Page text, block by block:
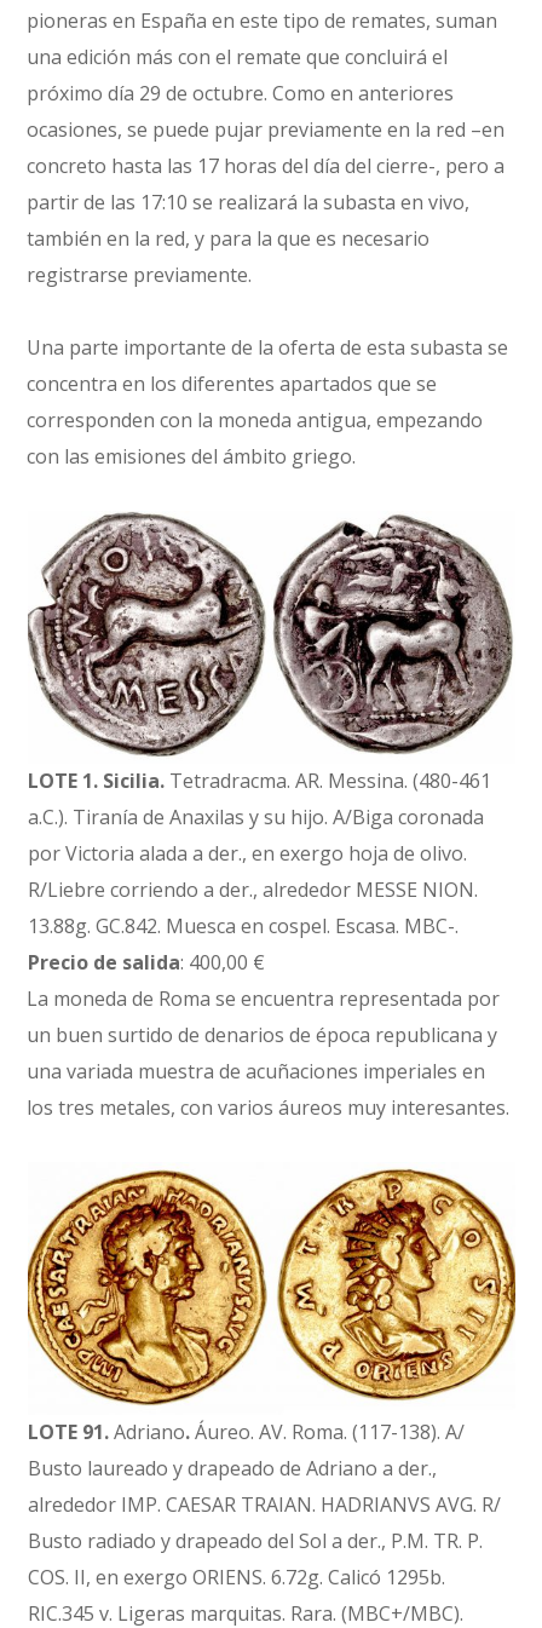
pioneras en España en este tipo de remates, suman
una edición más con el remate que concluirá el
próximo día 29 de octubre. Como en anteriores
ocasiones, se puede pujar previamente en la red –en
concreto hasta las 17 horas del día del cierre-, pero a
partir de las 17:10 se realizará la subasta en vivo,
también en la red, y para la que es necesario
registrarse previamente.
Una parte importante de la oferta de esta subasta se
concentra en los diferentes apartados que se
corresponden con la moneda antigua, empezando
con las emisiones del ámbito griego.
LOTE 1. Sicilia. Tetradracma. AR. Messina. (480-461
a.C.). Tiranía de Anaxilas y su hijo. A/Biga coronada
por Victoria alada a der., en exergo hoja de olivo.
R/Liebre corriendo a der., alrededor MESSE NION.
13.88g. GC.842. Muesca en cospel. Escasa. MBC-.
Precio de salida: 400,00 €
La moneda de Roma se encuentra representada por
un buen surtido de denarios de época republicana y
una variada muestra de acuñaciones imperiales en
los tres metales, con varios áureos muy interesantes.
LOTE 91.Adriano.Áureo. AV. Roma. (117-138). A/
Busto laureado y drapeado de Adriano a der.,
alrededor IMP. CAESAR TRAIAN. HADRIANVS AVG. R/
Busto radiado y drapeado del Sol a der., P.M. TR. P.
COS. II, en exergo ORIENS. 6.72g. Calicó 1295b.
RIC.345 v. Ligeras marquitas. Rara. (MBC+/MBC).